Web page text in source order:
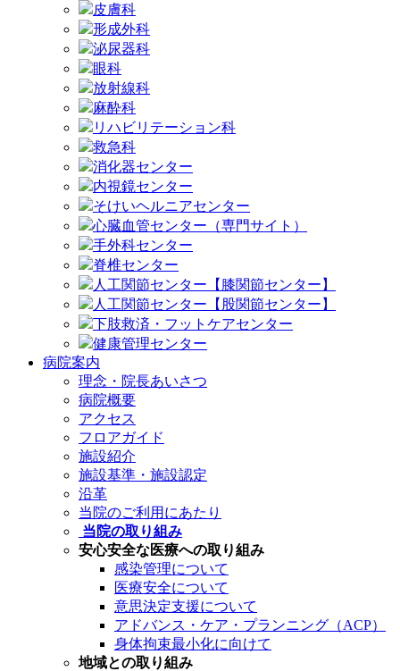
皮膚科
形成外科
泌尿器科
眼科
放射線科
麻酔科
リハビリテーション科
救急科
消化器センター
内視鏡センター
そけいヘルニアセンター
心臓血管センター（専門サイト）
手外科センター
脊椎センター
人工関節センター【膝関節センター】
人工関節センター【股関節センター】
下肢救済・フットケアセンター
健康管理センター
病院案内
理念・院長あいさつ
病院概要
アクセス
フロアガイド
施設紹介
施設基準・施設認定
沿革
当院のご利用にあたり
当院の取り組み
安心安全な医療への取り組み
感染管理について
医療安全について
意思決定支援について
アドバンス・ケア・プランニング（ACP）
身体拘束最小化に向けて
地域との取り組み